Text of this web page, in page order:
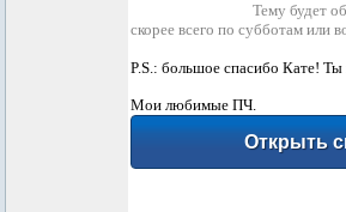
Тему будет
скорее всего по субботам или
P.S.: большое спасибо Кате!
Мои любимые ПЧ.